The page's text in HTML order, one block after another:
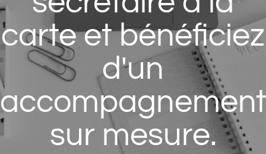
carte et bénéficiez
d'un
accompagnement
sur mesure.